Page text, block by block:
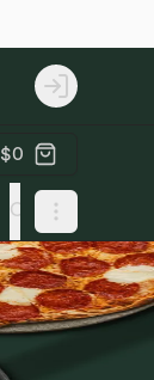
Login
$0
Cacerolas